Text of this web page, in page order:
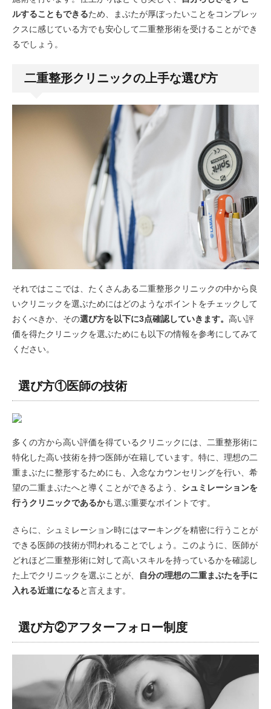
ルすることもできるため、まぶたが厚ぼったいことをコンプレッ
クスに感じている方でも安心して二重整形術を受けることができ
るでしょう。
二重整形クリニックの上手な選び方
それではここでは、たくさんある二重整形クリニックの中から良
いクリニックを選ぶためにはどのようなポイントをチェックして
おくべきか、その選び方を以下に3点確認していきます。 高い評
価を得たクリニックを選ぶためにも以下の情報を参考にしてみて
ください。
選び方①医師の技術
多くの方から高い評価を得ているクリニックには、二重整形術に
特化した高い技術を持つ医師が在籍しています。特に、理想の二
重まぶたに整形するためにも、入念なカウンセリングを行い、希
望の二重まぶたへと導くことができるよう、 シュミレーションを
行うクリニックであるかも選ぶ重要なポイントです。
さらに、シュミレーション時にはマーキングを精密に行うことが
できる医師の技術が問われることでしょう。このように、医師が
どれほど二重整形術に対して高いスキルを持っているかを確認し
た上でクリニックを選ぶことが、
自分の理想の二重まぶたを手に
入れる近道になると言えます。
選び方②アフターフォロー制度